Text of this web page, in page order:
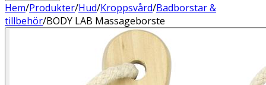
Hem/Produkter/Hud/Kroppsvård/Badborstar &
tillbehör/BODY LAB Massageborste